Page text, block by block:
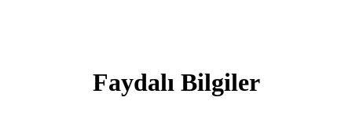
Faydalı Bilgiler